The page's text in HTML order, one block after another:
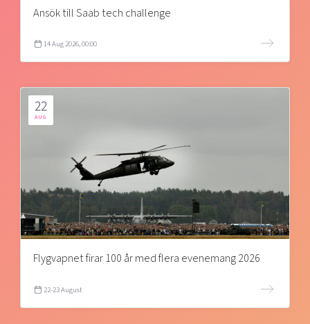
Ansök till Saab tech challenge
14 Aug 2026, 00:00
22
AUG
Flygvapnet firar 100 år med flera evenemang 2026
22-23 August